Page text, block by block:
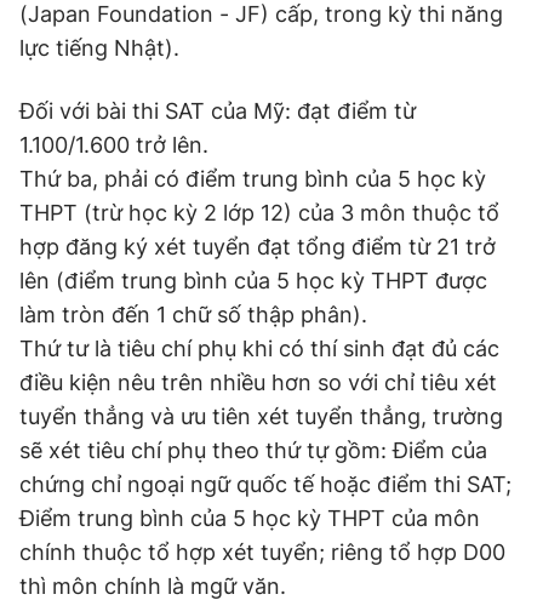
(Japan Foundation - JF) cấp, trong kỳ thi năng
lực tiếng Nhật).
Đối với bài thi SAT của Mỹ: đạt điểm từ
1.100/1.600 trở lên.
Thứ ba, phải có điểm trung bình của 5 học kỳ
THPT (trừ học kỳ 2 lớp 12) của 3 môn thuộc tổ
hợp đăng ký xét tuyển đạt tổng điểm từ 21 trở
lên (điểm trung bình của 5 học kỳ THPT được
làm tròn đến 1 chữ số thập phân).
Thứ tư là tiêu chí phụ khi có thí sinh đạt đủ các
điều kiện nêu trên nhiều hơn so với chỉ tiêu xét
tuyển thẳng và ưu tiên xét tuyển thẳng, trường
sẽ xét tiêu chí phụ theo thứ tự gồm: Điểm của
chứng chỉ ngoại ngữ quốc tế hoặc điểm thi SAT;
Điểm trung bình của 5 học kỳ THPT của môn
chính thuộc tổ hợp xét tuyển; riêng tổ hợp D00
thì môn chính là mgữ văn.